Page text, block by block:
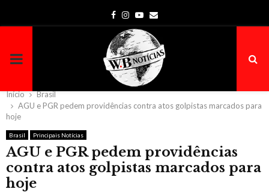
Facebook
Instagram
Youtube
Email
PRIMARY
MENU
Início
Brasil
AGU e PGR pedem providências contra atos golpistas marcados para
hoje
Brasil Principais Notícias
AGU e PGR pedem providências
contra atos golpistas marcados para
hoje